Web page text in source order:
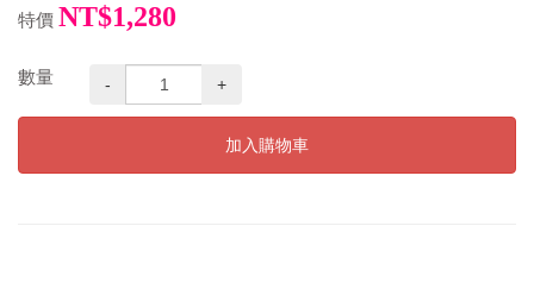
特價 NT$1,280
數量 - +
加入購物車